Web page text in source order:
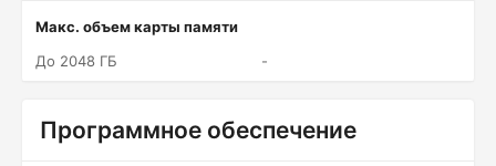
Макс. объем карты памяти
До 2048 ГБ
-
Программное обеспечение